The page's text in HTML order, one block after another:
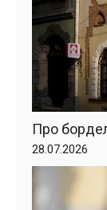
Про
28.07.2026